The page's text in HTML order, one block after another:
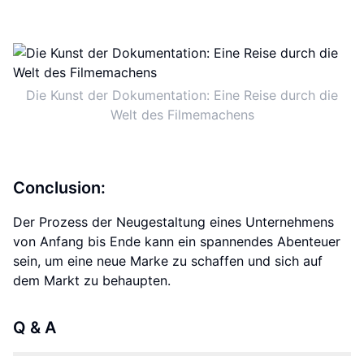
Die Kunst der Dokumentation: Eine Reise durch die
Welt des Filmemachens
Conclusion:
Der Prozess der Neugestaltung eines Unternehmens
von Anfang bis Ende kann ein spannendes Abenteuer
sein, um eine neue Marke zu schaffen und sich auf
dem Markt zu behaupten.
Q & A